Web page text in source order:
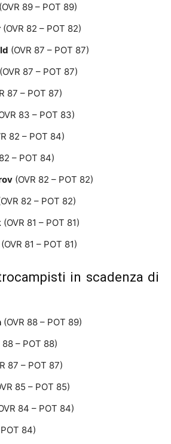
(OVR 89 – POT 89)
(OVR 82 – POT 82)
(OVR 87 – POT 87)
(OVR 87 – POT 87)
87 – POT 87)
83 – POT 83)
82 – POT 84)
– POT 84)
(OVR 82 – POT 82)
82 – POT 82)
(OVR 81 – POT 81)
(OVR 81 – POT 81)
in scadenza di
(OVR 88 – POT 89)
88 – POT 88)
87 – POT 87)
85 – POT 85)
84 – POT 84)
84)